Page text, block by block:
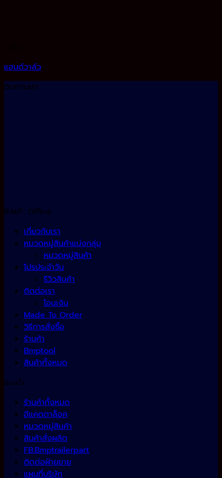
แฮนด์วาล์ว
ติดตามเรา
B.M.P. Office
เกี่ยวกับเรา
หมวดหมู่สินค้าแบ่งกลุ่ม
หมวดหมู่สินค้า
โปรประจำวัน
รีวิวสินค้า
ติดต่อเรา
โอนเงิน
Made To Order
วิธีการสั่งซื้อ
ร้านค้า
Bmptool
สินค้าทั้งหมด
แนะนำ
ร้านค้าทั้งหมด
อีแคตตาล็อค
หมวดหมู่สินค้า
สินค้าสั่งผลิต
FB:Bmptrailerpart
ติดต่อฝ่ายขาย
แผนที่บริษัท